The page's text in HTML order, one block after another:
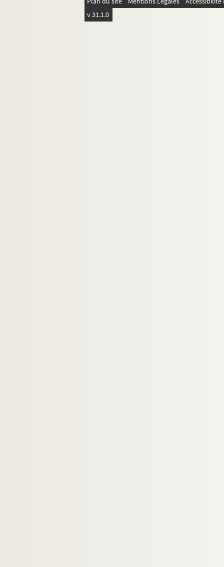
v 31.1.0